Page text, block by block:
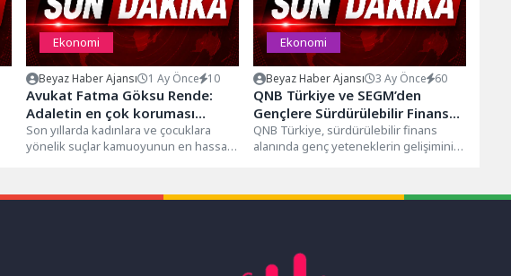
Ekonomi
Beyaz Haber Ajansı 1 Ay Önce 10
Avukat Fatma Göksu Rende:
Adaletin en çok koruması
gerekenler, kendini savunmakta
zorlananlardır
Son yıllarda kadınlara ve çocuklara
yönelik suçlar kamuoyunun en hassas
Ekonomi
Beyaz Haber Ajansı 3 Ay Önce 60
QNB Türkiye ve SEGM’den
Gençlere Sürdürülebilir Finans
Eğitimi ve Staj İmkânı
QNB Türkiye, sürdürülebilir finans
alanında genç yeteneklerin gelişimini